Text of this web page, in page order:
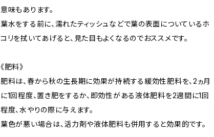
意味もあります。
葉水をする前に、濡れたティッシュなどで葉の表面についているホ
コリを拭いてあげると、見た目もよくなるのでおススメです。
《肥料》
肥料は、春から秋の生長期に効果が持続する緩効性肥料を、2ヵ月
に1回程度、置き肥をするか、即効性がある液体肥料を2週間に1回
程度、水やりの際に与えます。
葉色が悪い場合は、活力剤や液体肥料も併用すると効果的です。